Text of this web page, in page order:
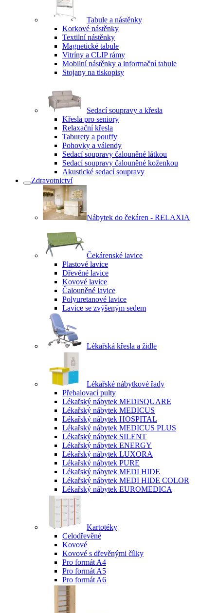
Tabule a nástěnky
Korkové nástěnky
Textilní nástěnky
Magnetické tabule
Vitríny a CLIP rámy
Mobilní nástěnky a informační tabule
Stojany na tiskopisy
Sedací soupravy a křesla
Křesla pro seniory
Relaxační křesla
Taburety a pouffy
Pohovky a válendy
Sedací soupravy čalouněné látkou
Sedací soupravy čalouněné koženkou
Akustické sedací soupravy
Zdravotnictví
Nábytek do čekáren - RELAXIA
Čekárenské lavice
Plastové lavice
Dřevěné lavice
Kovové lavice
Čalouněné lavice
Polyuretanové lavice
Lavice se zvýšeným sedem
Lékařská křesla a židle
Lékařské nábytkové řady
Přebalovací pulty
Lékařský nábytek MEDISQUARE
Lékařský nábytek MEDICUS
Lékařský nábytek HOSPITAL
Lékařský nábytek MEDICUS PLUS
Lékařský nábytek SILENT
Lékařský nábytek ENERGY
Lékařský nábytek LUXORA
Lékařský nábytek PURE
Lékařský nábytek MEDI HIDE
Lékařský nábytek MEDI HIDE COLOR
Lékařský nábytek EUROMEDICA
Kartotéky
Celodřevěné
Kovové
Kovové s dřevěnými čílky
Pro formát A4
Pro formát A5
Pro formát A6